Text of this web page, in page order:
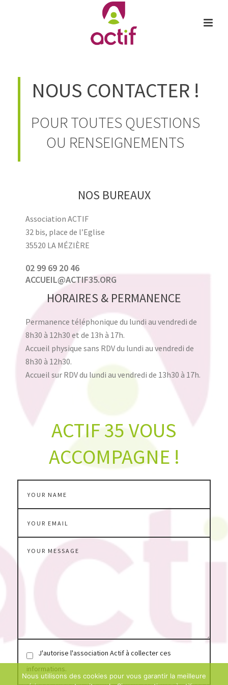
NOUS CONTACTER !
POUR TOUTES QUESTIONS
OU RENSEIGNEMENTS
NOS BUREAUX
Association ACTIF
32 bis, place de l’Eglise
35520 LA MÉZIÈRE
02 99 69 20 46
ACCUEIL@ACTIF35.ORG
HORAIRES & PERMANENCE
Permanence téléphonique du lundi au vendredi de
8h30 à 12h30 et de 13h à 17h.
Accueil physique sans RDV du lundi au vendredi de
8h30 à 12h30.
Accueil sur RDV du lundi au vendredi de 13h30 à 17h.
ACTIF 35 VOUS
ACCOMPAGNE !
J'autorise l'association Actif à collecter ces
informations.
Nous utilisons des cookies pour vous garantir la meilleure